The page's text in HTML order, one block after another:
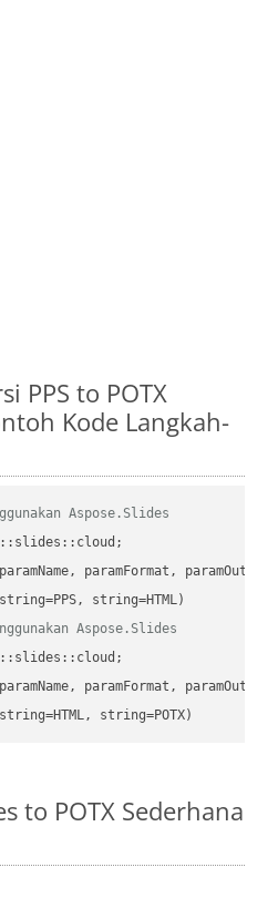
PPS to POTX
Kode Langkah-
Aspose.Slides
paramFormat,
Aspose.Slides
paramFormat,
string=POTX)
to POTX Sederhana